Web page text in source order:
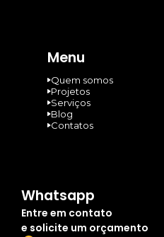
Menu
Quem somos
Projetos
Serviços
Blog
Contatos
Whatsapp
Entre em contato
e solicite um orçamento